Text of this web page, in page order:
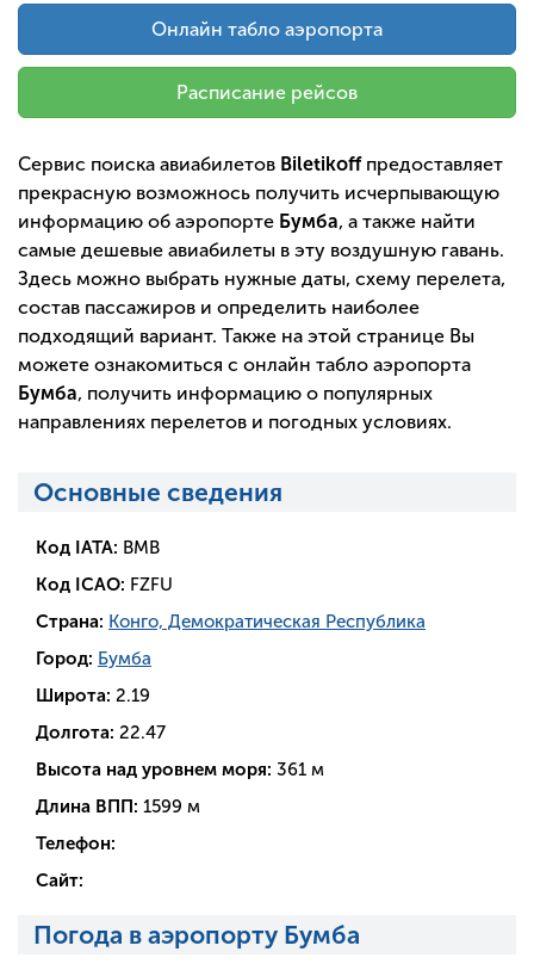
Онлайн табло аэропорта
Расписание рейсов
Сервис поиска авиабилетов Biletikoffпредоставляет
прекрасную возможнось получить исчерпывающую
информацию об аэропорте Бумба, а также найти
самые дешевые авиабилеты в эту воздушную гавань.
Здесь можно выбрать нужные даты, схему перелета,
состав пассажиров и определить наиболее
подходящий вариант. Также на этой странице Вы
можете ознакомиться с онлайн табло аэропорта
Бумба, получить информацию о популярных
направлениях перелетов и погодных условиях.
Основные сведения
Код IATA: BMB
Код ICAO: FZFU
Страна: Конго, Демократическая Республика
Город: Бумба
Широта: 2.19
Долгота: 22.47
Высота над уровнем моря: 361 м
Длина ВПП: 1599 м
Телефон:
Сайт:
Погода в аэропорту Бумба